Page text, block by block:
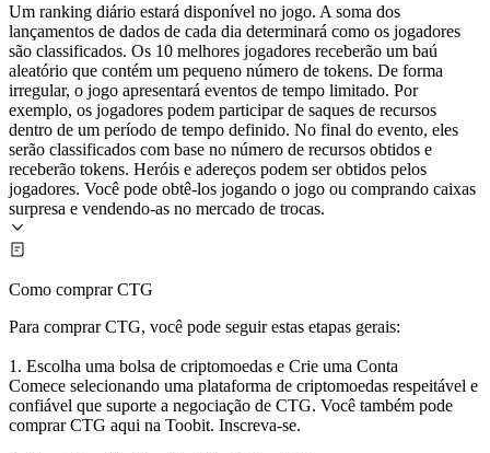
Um ranking diário estará disponível no jogo. A soma dos
lançamentos de dados de cada dia determinará como os jogadores
são classificados. Os 10 melhores jogadores receberão um baú
aleatório que contém um pequeno número de tokens. De forma
irregular, o jogo apresentará eventos de tempo limitado. Por
exemplo, os jogadores podem participar de saques de recursos
dentro de um período de tempo definido. No final do evento, eles
serão classificados com base no número de recursos obtidos e
receberão tokens. Heróis e adereços podem ser obtidos pelos
jogadores. Você pode obtê-los jogando o jogo ou comprando caixas
surpresa e vendendo-as no mercado de trocas.
Como comprar CTG
Para comprar CTG, você pode seguir estas etapas gerais:
1. Escolha uma bolsa de criptomoedas e Crie uma Conta
Comece selecionando uma plataforma de criptomoedas respeitável e
confiável que suporte a negociação de CTG. Você também pode
comprar CTG aqui na Toobit. Inscreva-se.